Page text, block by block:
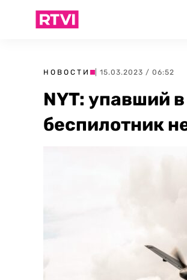
НОВОСТИ | 15.03.2023 / 06:52
NYT: упавший
беспилотник